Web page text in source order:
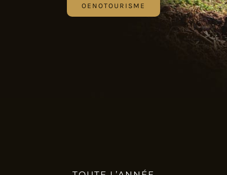
OENOTOURISME